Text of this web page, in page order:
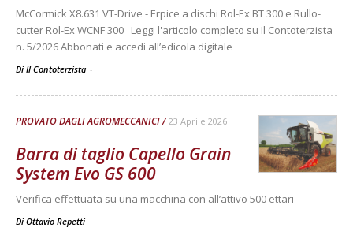
McCormick X8.631 VT-Drive - Erpice a dischi Rol-Ex BT 300 e Rullo-
cutter Rol-Ex WCNF 300 Leggi l'articolo completo su Il Contoterzista
n. 5/2026 Abbonati e accedi all’edicola digitale
Di Il Contoterzista -
PROVATO DAGLI AGROMECCANICI 23 Aprile 2026
Barra di taglio Capello Grain
System Evo GS 600
Verifica effettuata su una macchina con all’attivo 500 ettari
Di Ottavio Repetti